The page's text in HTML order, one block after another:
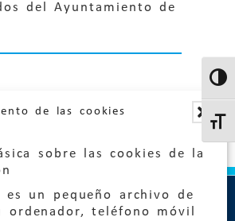
de las cookies
sobre las cookies de la
un pequeño archivo de
teléfono móvil
del Ayuntamiento de